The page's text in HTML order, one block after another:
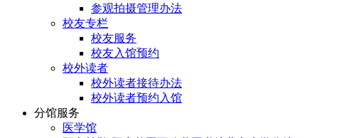
参观拍摄管理办法
校友专栏
校友服务
校友入馆预约
校外读者
校外读者接待办法
校外读者预约入馆
分馆服务
医学馆